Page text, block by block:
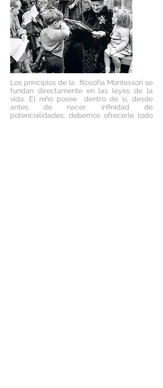
Los principios de la filosofía Montessori se
fundan directamente en las leyes de la
vida. El niño posee dentro de sí, desde
antes de nacer, infinidad de
potencialidades, debemos ofrecerle todo